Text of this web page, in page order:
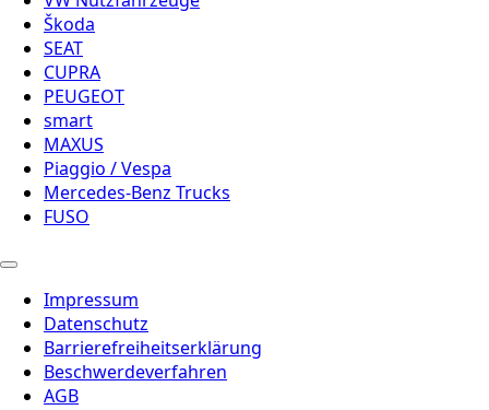
Škoda
SEAT
CUPRA
PEUGEOT
smart
MAXUS
Piaggio / Vespa
Mercedes-Benz Trucks
FUSO
Impressum
Datenschutz
Barrierefreiheitserklärung
Beschwerdeverfahren
AGB